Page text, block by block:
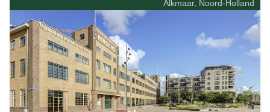
Alkmaar, Noord-Holland